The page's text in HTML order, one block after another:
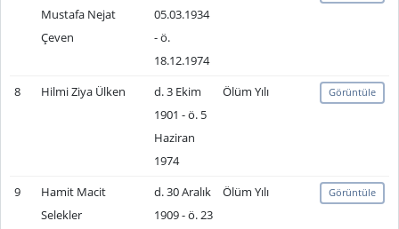
Mustafa Nejat
Çeven
05.03.1934
- ö.
18.12.1974
8 Hilmi Ziya Ülken
d. 3 Ekim
1901 - ö. 5
Haziran
1974
Ölüm Yılı Görüntüle
9
Hamit Macit
Selekler
d. 30 Aralık
1909 - ö. 23
Ölüm Yılı Görüntüle